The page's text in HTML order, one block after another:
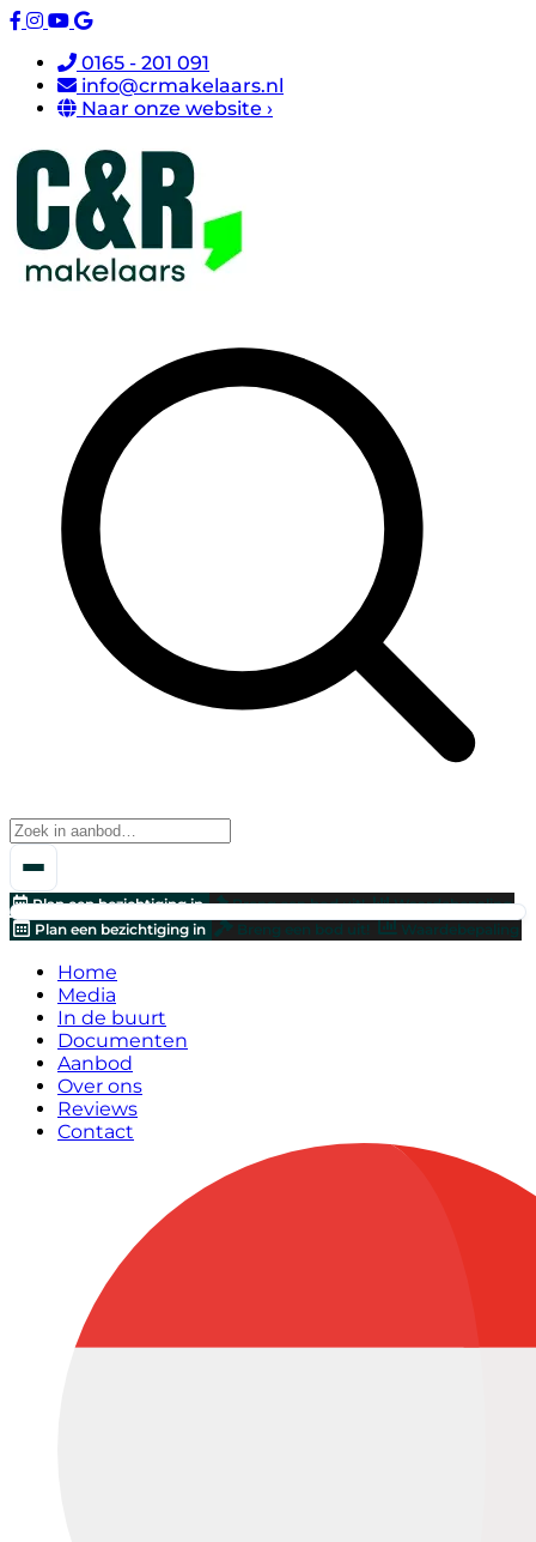
0165 - 201 091
info@crmakelaars.nl
Naar onze website ›
Plan een bezichtiging in Breng een bod uit!
Waardebepaling
Plan een bezichtiging in
Breng een bod uit! Waardebepaling
Home
Media
In de buurt
Documenten
Aanbod
Over ons
Reviews
Contact